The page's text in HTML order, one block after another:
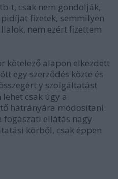
t, csak nem gondolják,
fizetek, semmilyen
nem ezért fizettem
kötelező alapon elkezdett
egy szerződés közte és
y szolgáltatást
lehet csak úgy a
hátrányára módosítani.
fogászati ellátás nagy
körből, csak éppen